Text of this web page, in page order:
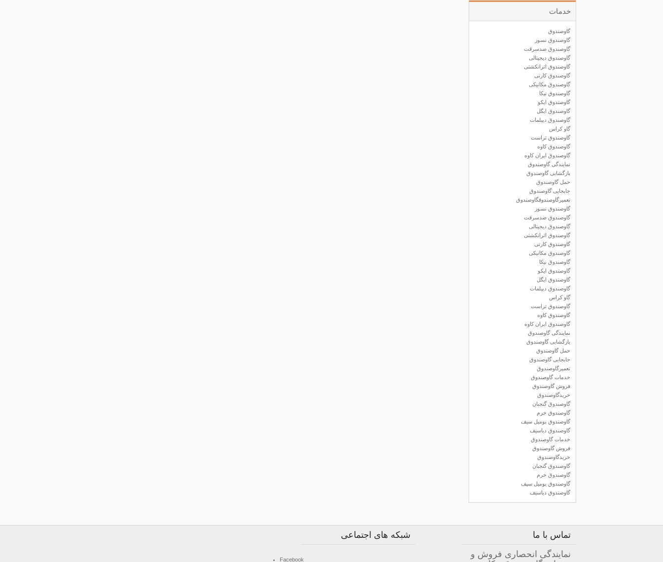
خدمات
گاوصندوق
گاوصندوق نسوز
گاوصندوق ضدسرقت
گاوصندوق دیجیتالی
گاوصندوق اثرانکشتی
گاوصندوق کارتی
گاوصندوق مکانیکی
گاوصندوق نیکا
گاوصتدوق ایکو
گاوصندوق ایگل
گاوصندوق دیپلمات
گاو کراس
گاوصندوق تراست
گاوصندوق کاوه
گاوصندوق ایران کاوه
نمایندگی گاوصندوق
بازگشایی گاوصندوق
حمل گاوصندوق
جابجایی گاوصندوق
تعمیرگاوصندوقگاوصندوق
گاوصندوق نسوز
گاوصندوق ضدسرقت
گاوصندوق دیجیتالی
گاوصندوق اثرانکشتی
گاوصندوق کارتی
گاوصندوق مکانیکی
گاوصندوق نیکا
گاوصتدوق ایکو
گاوصندوق ایگل
گاوصندوق دیپلمات
گاو کراس
گاوصندوق تراست
گاوصندوق کاوه
گاوصندوق ایران کاوه
نمایندگی گاوصندوق
بازگشایی گاوصندوق
حمل گاوصندوق
جابجایی گاوصندوق
تعمیرگاوصندوق
خدمات گاوصندوق
فروش گاوصندوق
خریدگاوصندوق
گاوصندوق گنجبان
گاوصندوق خرم
گاوصندوق بومیل سیف
گاوصندوق دیاسیف
خدمات گاوصندوق
فروش گاوصندوق
خریدگاوصندوق
گاوصندوق گنجبان
گاوصندوق خرم
گاوصندوق بومیل سیف
گاوصندوق دیاسیف
تماس با ما
نمایندگی انحصاری فروش و
شبکه های اجتماعی
Facebook